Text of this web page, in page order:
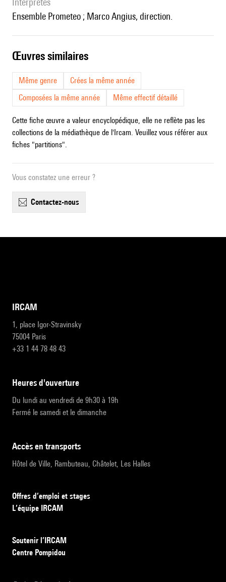
Ensemble Prometeo ; Marco Angius, direction.
œuvres similaires
Même genre
Crées la même année
Composées la même année
Même effectif détaillé
Cette fiche œuvre a valeur encyclopédique, elle ne reflète pas les
collections de la médiathèque de l'Ircam. Veuillez vous référer aux
fiches "partitions".
Vous constatez une erreur ?
contactez-nous
IRCAM
1, place Igor-Stravinsky
75004 Paris
+33 1 44 78 48 43
heures d'ouverture
Du lundi au vendredi de 9h30 à 19h
Fermé le samedi et le dimanche
accès en transports
Hôtel de Ville, Rambuteau, Châtelet, Les Halles
Offres d’emploi et stages
L’équipe IRCAM
Soutenir l’IRCAM
Centre Pompidou